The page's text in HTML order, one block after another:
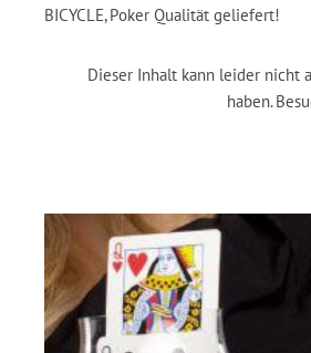
BICYCLE, Poker Qualität geliefert!
Dieser Inhalt kann leider nicht
haben.